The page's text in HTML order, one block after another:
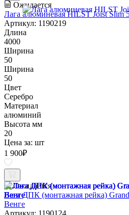
Ожидается
Лага алюминевая HILST Joist Slim
Артикул: 1190219
Длина
4000
Ширина
50
Ширина
50
Цвет
Серебро
Материал
алюминий
Высота мм
20
Цена за: шт
1 900₽
Ожидается
Лага ДПК (монтажная рейка)
Венге